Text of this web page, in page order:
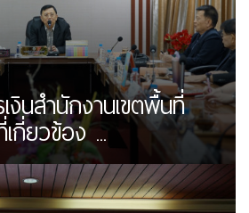
งินสำนักงานเขตพื้นที่
กี่ยวข้อง ...